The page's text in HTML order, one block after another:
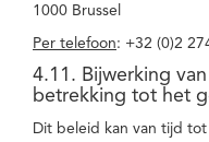
1000 Brussel
Per telefoon: +32 (0)2
4.11. Bijwerking
betrekking tot het
Dit beleid kan van tijd